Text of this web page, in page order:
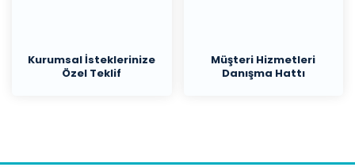
Kurumsal İsteklerinize
Özel Teklif
Müşteri Hizmetleri
Danışma Hattı